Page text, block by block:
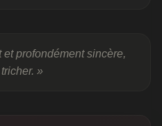
profondément sincère,
»